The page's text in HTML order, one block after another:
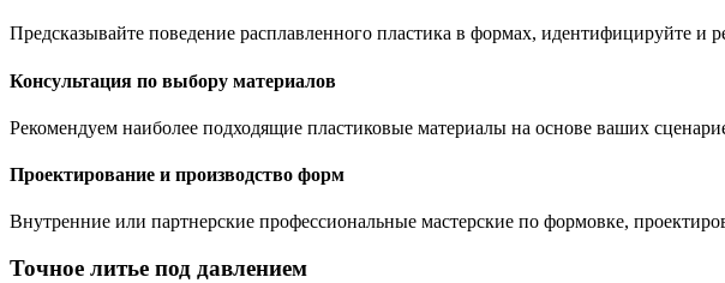
Предсказывайте поведение расплавленного пластика в формах, идентифицируйте и
Консультация по выбору материалов
Рекомендуем наиболее подходящие пластиковые материалы на основе ваших
Проектирование и производство форм
Внутренние или партнерские профессиональные мастерские по формовке,
Точное литье под давлением